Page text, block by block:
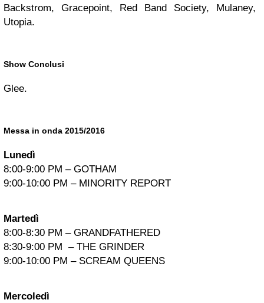
Backstrom, Gracepoint, Red Band Society, Mulaney,
Utopia.
Show Conclusi
Glee.
Messa in onda 2015/2016
Lunedì
8:00-9:00 PM – GOTHAM
9:00-10:00 PM – MINORITY REPORT
Martedì
8:00-8:30 PM – GRANDFATHERED
8:30-9:00 PM – THE GRINDER
9:00-10:00 PM – SCREAM QUEENS
Mercoledì